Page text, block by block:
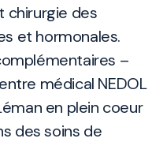
chirurgie des
et hormonales.
–
médical NEDOL
en plein coeur
des soins de